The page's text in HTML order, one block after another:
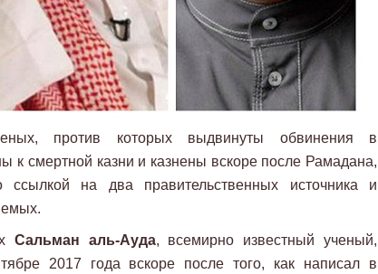
против которых выдвинуты обвинения в
к смертной казни и казнены вскоре после Рамадана,
ссылкой на два правительственных источника и
Сальман аль-Ауда, всемирно известный ученый,
2017 года вскоре после того, как написал в